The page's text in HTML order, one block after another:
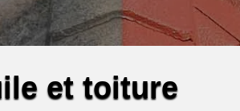
et toiture